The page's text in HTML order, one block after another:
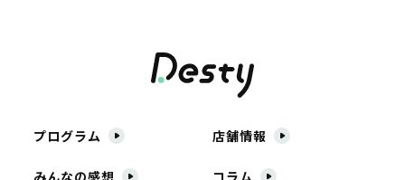
プログラム 店舗情報
みんなの感想 コラム